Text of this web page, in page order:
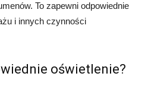
To zapewni odpowiednie
i innych czynności
oświetlenie?